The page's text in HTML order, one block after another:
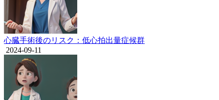
心臓手術後のリスク：低心拍出量症候群
2024-09-11